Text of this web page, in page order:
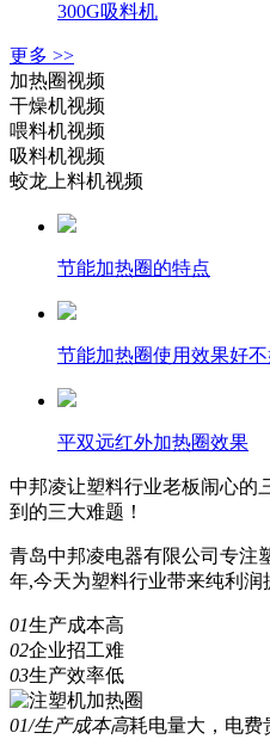
300G吸料机
更多 >>
加热圈视频
干燥机视频
喂料机视频
吸料机视频
蛟龙上料机视频
节能加热圈的特点
节能加热圈使用效果好不
平双远红外加热圈效果
中邦凌让塑料行业老板闹心的
到的三大难题！
青岛中邦凌电器有限公司专注
年,今天为塑料行业带来纯利润
01生产成本高
02企业招工难
03生产效率低
01/生产成本高耗电量大，电费